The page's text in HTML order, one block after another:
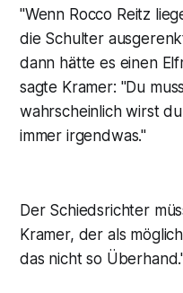
"Wenn Rocco Reitz
die Schulter
dann hätte es einen
sagte Kramer: "Du
wahrscheinlich wirst
immer irgendwas."
Der Schiedsrichter
Kramer, der als
das nicht so